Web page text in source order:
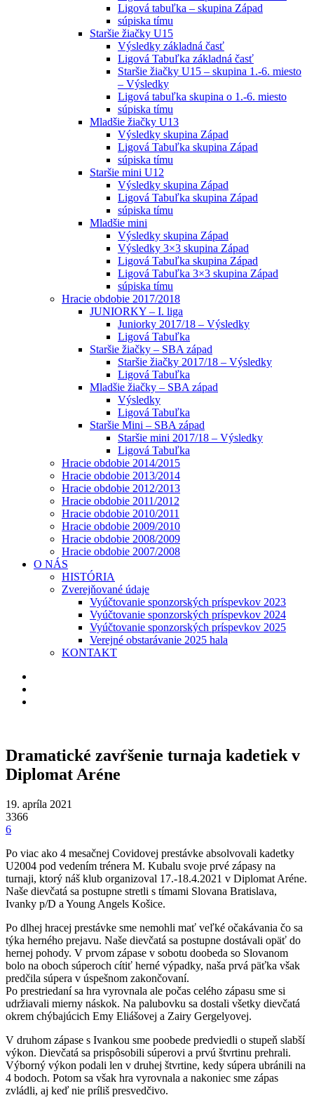
Ligová tabuľka – skupina Západ
súpiska tímu
Staršie žiačky U15
Výsledky základná časť
Ligová Tabuľka základná časť
Staršie žiačky U15 – skupina 1.-6. miesto
– Výsledky
Ligová tabuľka skupina o 1.-6. miesto
súpiska tímu
Mladšie žiačky U13
Výsledky skupina Západ
Ligová Tabuľka skupina Západ
súpiska tímu
Staršie mini U12
Výsledky skupina Západ
Ligová Tabuľka skupina Západ
súpiska tímu
Mladšie mini
Výsledky skupina Západ
Výsledky 3×3 skupina Západ
Ligová Tabuľka skupina Západ
Ligová Tabuľka 3×3 skupina Západ
súpiska tímu
Hracie obdobie 2017/2018
JUNIORKY – I. liga
Juniorky 2017/18 – Výsledky
Ligová Tabuľka
Staršie žiačky – SBA západ
Staršie žiačky 2017/18 – Výsledky
Ligová Tabuľka
Mladšie žiačky – SBA západ
Výsledky
Ligová Tabuľka
Staršie Mini – SBA západ
Staršie mini 2017/18 – Výsledky
Ligová Tabuľka
Hracie obdobie 2014/2015
Hracie obdobie 2013/2014
Hracie obdobie 2012/2013
Hracie obdobie 2011/2012
Hracie obdobie 2010/2011
Hracie obdobie 2009/2010
Hracie obdobie 2008/2009
Hracie obdobie 2007/2008
O NÁS
HISTÓRIA
Zverejňované údaje
Vyúčtovanie sponzorských príspevkov 2023
Vyúčtovanie sponzorských príspevkov 2024
Vyúčtovanie sponzorských príspevkov 2025
Verejné obstarávanie 2025 hala
KONTAKT
Dramatické zavŕšenie turnaja kadetiek v
Diplomat Aréne
19. apríla 2021
3366
6
Po viac ako 4 mesačnej Covidovej prestávke absolvovali kadetky
U2004 pod vedením trénera M. Kubalu svoje prvé zápasy na
turnaji, ktorý náš klub organizoval 17.-18.4.2021 v Diplomat Aréne.
Naše dievčatá sa postupne stretli s tímami Slovana Bratislava,
Ivanky p/D a Young Angels Košice.
Po dlhej hracej prestávke sme nemohli mať veľké očakávania čo sa
týka herného prejavu. Naše dievčatá sa postupne dostávali opäť do
hernej pohody. V prvom zápase v sobotu doobeda so Slovanom
bolo na oboch súperoch cítiť herné výpadky, naša prvá päťka však
predčila súpera v úspešnom zakončovaní.
Po prestriedaní sa hra vyrovnala ale počas celého zápasu sme si
udržiavali mierny náskok. Na palubovku sa dostali všetky dievčatá
okrem chýbajúcich Emy Eliášovej a Zairy Gergelyovej.
V druhom zápase s Ivankou sme poobede predviedli o stupeň slabší
výkon. Dievčatá sa prispôsobili súperovi a prvú štvrtinu prehrali.
Výborný výkon podali len v druhej štvrtine, kedy súpera ubránili na
4 bodoch. Potom sa však hra vyrovnala a nakoniec sme zápas
zvládli, aj keď nie príliš presvedčivo.